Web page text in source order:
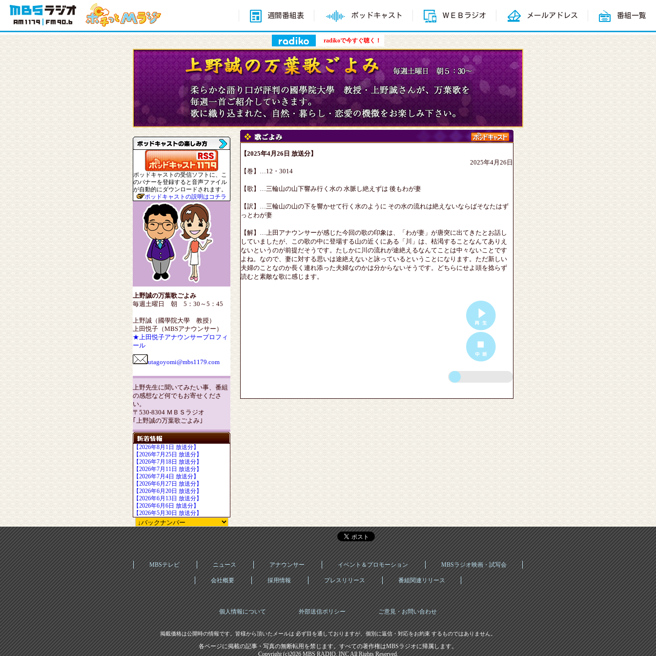
週間番組表 ポッドキャスト ＷＥＢラジオ メールアドレス 番組一覧
radikoで今すぐ聴く！
ポッドキャストの受信ソフトに、こ
のバナーを登録すると音声ファイル
が自動的にダウンロードされます。
ポッドキャストの説明はコチラ
上野誠の万葉歌ごよみ
毎週土曜日 朝 5：30～5：45
上野誠（國學院大學 教授）
上田悦子（MBSアナウンサー）
★上田悦子アナウンサープロフィ
ール
utagoyomi@mbs1179.com
上野先生に聞いてみたい事、番組
の感想など何でもお寄せくださ
い。
〒530-8304 ＭＢＳラジオ
｢上野誠の万葉歌ごよみ｣
【2026年8月1日 放送分】
【2026年7月25日 放送分】
【2026年7月18日 放送分】
【2026年7月11日 放送分】
【2026年7月4日 放送分】
【2026年6月27日 放送分】
【2026年6月20日 放送分】
【2026年6月13日 放送分】
【2026年6月6日 放送分】
【2026年5月30日 放送分】
【2025年4月26日 放送分】
2025年4月26日
【巻】…12・3014
【歌】…三輪山の山下響み行く水の 水脈し絶えずは 後もわが妻
【訳】…三輪山の山の下を響かせて行く水のように その水の流れは絶えないならばそなたはず
っとわが妻
【解】…上田アナウンサーが感じた今回の歌の印象は、「わが妻」が唐突に出てきたとお話し
していましたが、この歌の中に登場する山の近くにある「川」は、枯渇することなんてありえ
ないというのが前提だそうです。たしかに川の流れが途絶えるなんてことは中々ないことです
よね。なので、妻に対する思いは途絶えないと詠っているということになります。ただ新しい
夫婦のことなのか長く連れ添った夫婦なのかは分からないそうです。どちらにせよ頭を捻らず
読むと素敵な歌に感じます。
MBSテレビ ニュース アナウンサー イベント＆プロモーション MBSラジオ映画・試写会
会社概要 採用情報 プレスリリース 番組関連リリース
個人情報について 外部送信ポリシー ご意見・お問い合わせ
掲載価格は公開時の情報です。皆様から頂いたメールは 必ず目を通しておりますが、個別に返信・対応をお約束 するものではありません。
各ページに掲載の記事・写真の無断転用を禁じます。すべての著作権はMBSラジオに帰属します。
Copyright (c)2026 MBS RADIO, INC All Rights Reserved.